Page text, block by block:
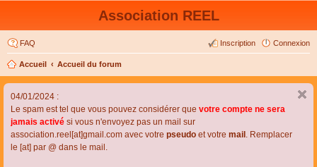
Association REEL
FAQ Connexion
Inscription
Accueil Accueil du forum
04/01/2024 :
Le spam est tel que vous pouvez considérer que votre compte ne sera
jamais activé si vous n'envoyez pas un mail sur
association.reel[at]gmail.com avec votre pseudo et votre mail . Remplacer
le [at] par @ dans le mail.